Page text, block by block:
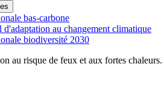
bas-carbone
au changement climatique
biodiversité 2030
au risque de feux et aux fortes chaleurs.